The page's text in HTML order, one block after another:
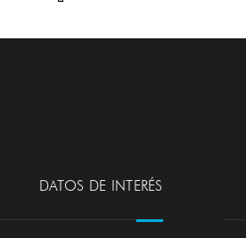
DATOS DE INTERÉS